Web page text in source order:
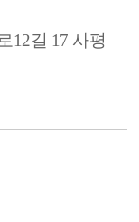
12길 17 사평